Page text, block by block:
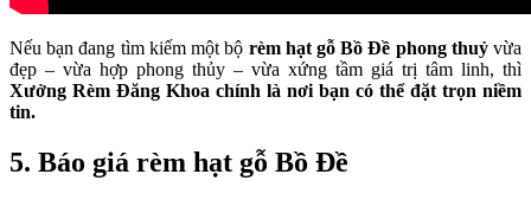
Nếu bạn đang tìm kiếm một bộ rèm hạt gỗ Bồ Đề phong thuỷvừa
đẹp – vừa hợp phong thủy – vừa xứng tầm giá trị tâm linh, thì
Xưởng Rèm Đăng Khoa chính là nơi bạn có thể đặt trọn niềm
tin.
5. Báo giá rèm hạt gỗ Bồ Đề